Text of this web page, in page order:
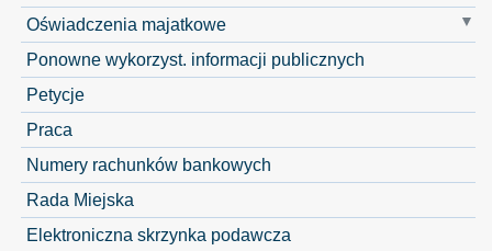
Oświadczenia majatkowe
Ponowne wykorzyst. informacji publicznych
Petycje
Praca
Numery rachunków bankowych
Rada Miejska
Elektroniczna skrzynka podawcza